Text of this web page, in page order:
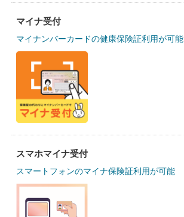
マイナ受付
マイナンバーカードの健康保険証利用が可能
スマホマイナ受付
スマートフォンのマイナ保険証利用が可能